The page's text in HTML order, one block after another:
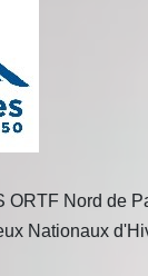
ORTF Nord de
Nationaux